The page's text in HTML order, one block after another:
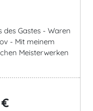
des Gastes - Waren
- Mit meinem
Meisterwerken